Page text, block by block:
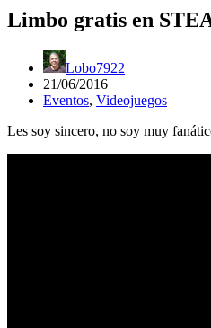
Limbo gratis en
Lobo7922
21/06/2016
Eventos, Videojuegos
Les soy sincero, no soy muy